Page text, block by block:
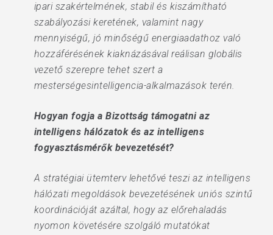
ipari szakértelmének, stabil és kiszámítható
szabályozási keretének, valamint nagy
mennyiségű, jó minőségű energiaadathoz való
hozzáférésének kiaknázásával reálisan globális
vezető szerepre tehet szert a
mesterségesintelligencia-alkalmazások terén.
Hogyan fogja a Bizottság támogatni az
intelligens hálózatok és az intelligens
fogyasztásmérők bevezetését?
A stratégiai ütemterv lehetővé teszi az intelligens
hálózati megoldások bevezetésének uniós szintű
koordinációját azáltal, hogy az előrehaladás
nyomon követésére szolgáló mutatókat